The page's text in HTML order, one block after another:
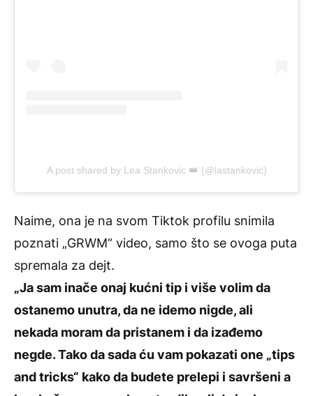
A post shared by Lea Stankovic 👑 (@lastankovic)
Naime, ona je na svom Tiktok profilu snimila
poznati „GRWM“ video, samo što se ovoga puta
spremala za dejt.
„Ja sam inače onaj kućni tip i više volim da
ostanemo unutra, da ne idemo nigde, ali
nekada moram da pristanem i da izađemo
negde. Tako da sada ću vam pokazati one „tips
and tricks“ kako da budete prelepi i savršeni a